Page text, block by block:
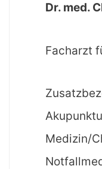
Dr. med.
Facharzt
Medizin/